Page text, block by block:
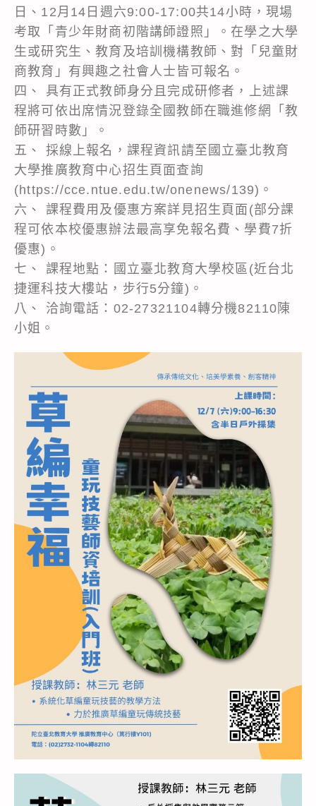
日、12月14日週六9:00-17:00共14小時，現場
考取「青少年財商初階講師證照」。在學之大學
生或研究生、教育及培訓機構教師、對「兒童財
商教育」有興趣之社會人士皆可報名。
四、 具有正式教師身分且完成研修者，上述課
程將可依出席情況登錄全國教師在職進修網「教
師研習時數」。
五、 採線上報名，課程資訊請至國立臺北教育
大學推廣教育中心招生頁面查詢
(https://cce.ntue.edu.tw/onenews/139)。
六、 課程費用及優惠方案詳見招生頁面(部分課
程可依本校優惠辦法最高享免報名費、學費7折
優惠)。
七、 課程地點：國立臺北教育大學校區(近台北
捷運科技大樓站，步行5分鐘)。
八、 洽詢電話：02-27321104轉分機82110陳
小姐。